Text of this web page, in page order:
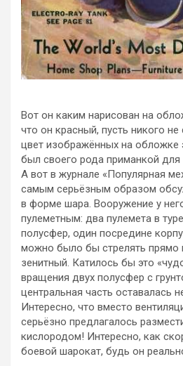
Вот он каким нарисован на
что он красный, пусть никого
цвет изображённых на обложке
был своего рода приманкой для
А вот в журнале «Популярная
самым серьёзным образом
в форме шара. Вооружение у
пулеметным: два пулемета в
полусфер, один посредине
можно было бы стрелять прямо
зенитный. Катилось бы это
вращения двух полусфер с
центральная часть оставалась
Интересно, что вместо
серьёзно предлагалось
кислородом! Интересно, как
боевой шарокат, будь он